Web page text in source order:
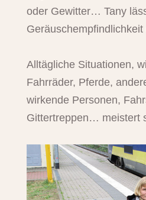
oder Gewitter… Tany
Geräuschempfindlichkeit
Alltägliche Situationen,
Fahrräder, Pferde,
wirkende Personen,
Gittertreppen… meistert